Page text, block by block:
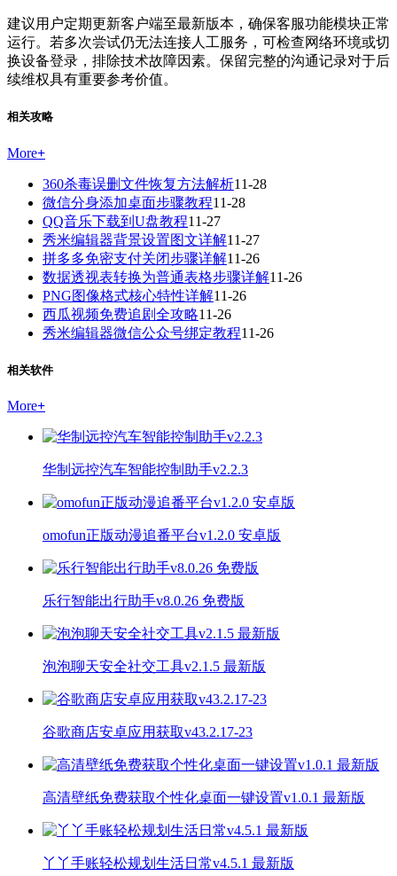
建议用户定期更新客户端至最新版本，确保客服功能模块正常
运行。若多次尝试仍无法连接人工服务，可检查网络环境或切
换设备登录，排除技术故障因素。保留完整的沟通记录对于后
续维权具有重要参考价值。
相关攻略
More+
360杀毒误删文件恢复方法解析11-28
微信分身添加桌面步骤教程11-28
QQ音乐下载到U盘教程11-27
秀米编辑器背景设置图文详解11-27
拼多多免密支付关闭步骤详解11-26
数据透视表转换为普通表格步骤详解11-26
PNG图像格式核心特性详解11-26
西瓜视频免费追剧全攻略11-26
秀米编辑器微信公众号绑定教程11-26
相关软件
More+
华制远控汽车智能控制助手v2.2.3
omofun正版动漫追番平台v1.2.0 安卓版
乐行智能出行助手v8.0.26 免费版
泡泡聊天安全社交工具v2.1.5 最新版
谷歌商店安卓应用获取v43.2.17-23
高清壁纸免费获取个性化桌面一键设置v1.0.1 最新版
丫丫手账轻松规划生活日常v4.5.1 最新版